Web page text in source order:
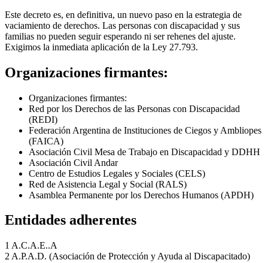
Este decreto es, en definitiva, un nuevo paso en la estrategia de
vaciamiento de derechos. Las personas con discapacidad y sus
familias no pueden seguir esperando ni ser rehenes del ajuste.
Exigimos la inmediata aplicación de la Ley 27.793.
Organizaciones firmantes:
Organizaciones firmantes:
Red por los Derechos de las Personas con Discapacidad
(REDI)
Federación Argentina de Instituciones de Ciegos y Ambliopes
(FAICA)
Asociación Civil Mesa de Trabajo en Discapacidad y DDHH
Asociación Civil Andar
Centro de Estudios Legales y Sociales (CELS)
Red de Asistencia Legal y Social (RALS)
Asamblea Permanente por los Derechos Humanos (APDH)
Entidades adherentes
1 A.C.A.E..A
2 A.P.A.D. (Asociación de Protección y Ayuda al Discapacitado)